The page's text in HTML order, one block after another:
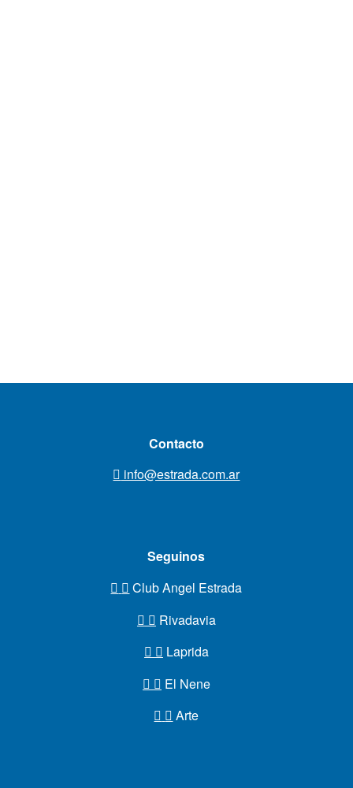
Contacto
info@estrada.com.ar
Seguinos
Club Angel Estrada
Rivadavia
Laprida
El Nene
Arte